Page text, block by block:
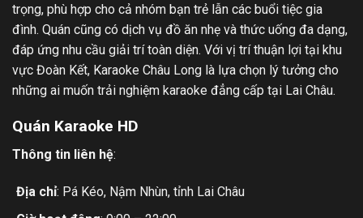
trọng, phù hợp cho cả nhóm bạn trẻ lẫn các buổi tiệc gia
đình. Quán cũng có dịch vụ đồ ăn nhẹ và thức uống đa dạng,
đáp ứng nhu cầu giải trí toàn diện. Với vị trí thuận lợi tại khu
vực Đoàn Kết, Karaoke Châu Long là lựa chọn lý tưởng cho
những ai muốn trải nghiệm karaoke đẳng cấp tại Lai Châu.
Quán Karaoke HD
Thông tin liên hệ:
Địa chỉ: Pá Kéo, Nậm Nhùn, tỉnh Lai Châu